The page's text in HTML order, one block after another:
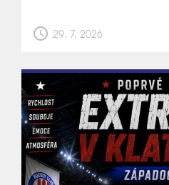
schedule 29. 7. 2026